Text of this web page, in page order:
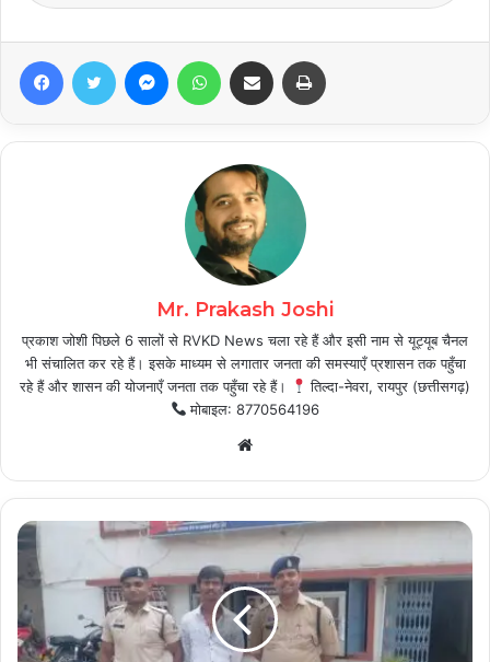
FacebookTwitter MessengerWhatsAppShare via Email
Mr. Prakash Joshi
प्रकाश जोशी पिछले 6 सालों से RVKD News चला रहे हैं और इसी नाम से यूट्यूब चैनल
भी संचालित कर रहे हैं। इसके माध्यम से लगातार जनता की समस्याएँ प्रशासन तक पहुँचा
रहे हैं और शासन की योजनाएँ जनता तक पहुँचा रहे हैं।
तिल्दा-नेवरा, रायपुर (छत्तीसगढ़)
मोबाइल: 8770564196
Website